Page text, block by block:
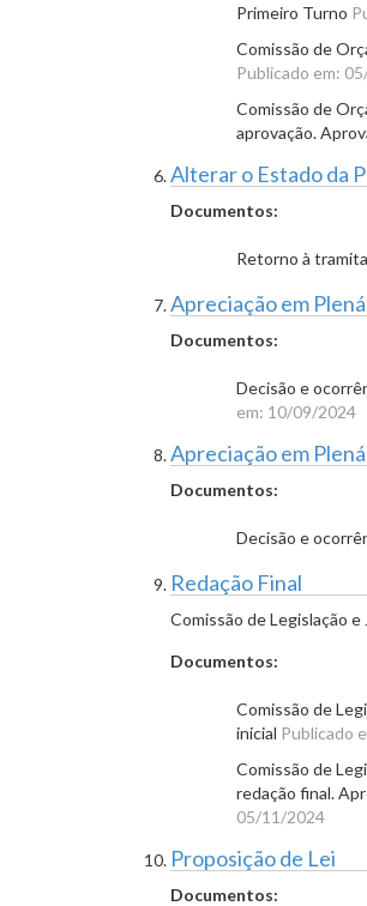
Primeiro Turno
Comissão de
Publicado em:
Comissão de
aprovação.
Alterar o Estado da
Documentos:
Retorno à
Apreciação em
Documentos:
Decisão e
em: 10/09/2024
Apreciação em
Documentos:
Decisão e
Redação Final
Comissão de Legislação e
Documentos:
Comissão de
inicial Publicado
Comissão de
redação final.
05/11/2024
Proposição de Lei
Documentos: